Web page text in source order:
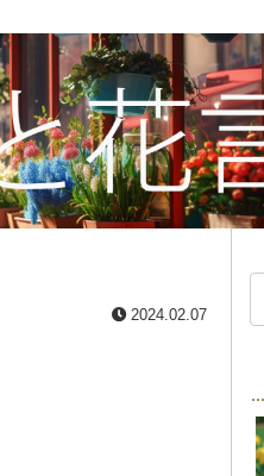
2024.02.07